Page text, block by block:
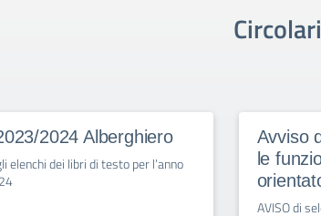
2024 Alberghiero
elenchi dei libri di testo per l’anno
Avviso
le
AVISO di